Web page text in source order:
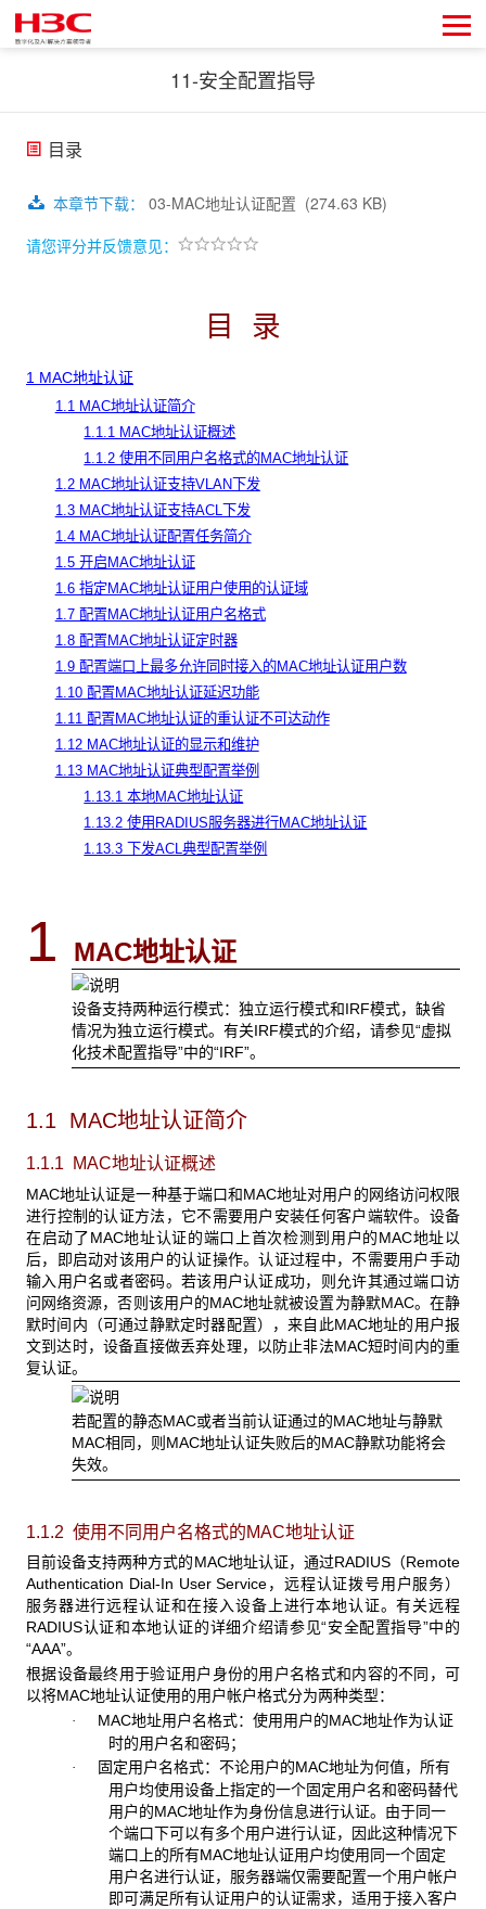
11-安全配置指导
目录
本章节下载： 03-MAC地址认证配置 (274.63 KB)
请您评分并反馈意见：
目 录
1 MAC地址认证
1.1 MAC地址认证简介
1.1.1 MAC地址认证概述
1.1.2 使用不同用户名格式的MAC地址认证
1.2 MAC地址认证支持VLAN下发
1.3 MAC地址认证支持ACL下发
1.4 MAC地址认证配置任务简介
1.5 开启MAC地址认证
1.6 指定MAC地址认证用户使用的认证域
1.7 配置MAC地址认证用户名格式
1.8 配置MAC地址认证定时器
1.9 配置端口上最多允许同时接入的MAC地址认证用户数
1.10 配置MAC地址认证延迟功能
1.11 配置MAC地址认证的重认证不可达动作
1.12 MAC地址认证的显示和维护
1.13 MAC地址认证典型配置举例
1.13.1 本地MAC地址认证
1.13.2 使用RADIUS服务器进行MAC地址认证
1.13.3 下发ACL典型配置举例
1 MAC地址认证
设备支持两种运行模式：独立运行模式和IRF模式，缺省
情况为独立运行模式。有关IRF模式的介绍，请参见“虚拟
化技术配置指导”中的“IRF”。
1.1 MAC地址认证简介
1.1.1 MAC地址认证概述
MAC地址认证是一种基于端口和MAC地址对用户的网络访问权限
进行控制的认证方法，它不需要用户安装任何客户端软件。设备
在启动了MAC地址认证的端口上首次检测到用户的MAC地址以
后，即启动对该用户的认证操作。认证过程中，不需要用户手动
输入用户名或者密码。若该用户认证成功，则允许其通过端口访
问网络资源，否则该用户的MAC地址就被设置为静默MAC。在静
默时间内（可通过静默定时器配置），来自此MAC地址的用户报
文到达时，设备直接做丢弃处理，以防止非法MAC短时间内的重
复认证。
若配置的静态MAC或者当前认证通过的MAC地址与静默
MAC相同，则MAC地址认证失败后的MAC静默功能将会
失效。
1.1.2 使用不同用户名格式的MAC地址认证
目前设备支持两种方式的MAC地址认证，通过RADIUS（Remote
Authentication Dial-In User Service，远程认证拨号用户服务）
服务器进行远程认证和在接入设备上进行本地认证。有关远程
RADIUS认证和本地认证的详细介绍请参见“安全配置指导”中的
“AAA”。
根据设备最终用于验证用户身份的用户名格式和内容的不同，可
以将MAC地址认证使用的用户帐户格式分为两种类型：
· MAC地址用户名格式：使用用户的MAC地址作为认证
时的用户名和密码；
· 固定用户名格式：不论用户的MAC地址为何值，所有
用户均使用设备上指定的一个固定用户名和密码替代
用户的MAC地址作为身份信息进行认证。由于同一
个端口下可以有多个用户进行认证，因此这种情况下
端口上的所有MAC地址认证用户均使用同一个固定
用户名进行认证，服务器端仅需要配置一个用户帐户
即可满足所有认证用户的认证需求，适用于接入客户